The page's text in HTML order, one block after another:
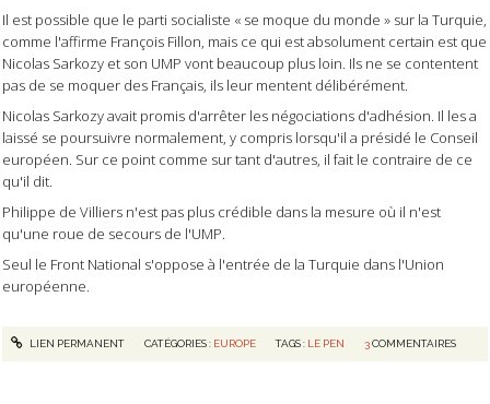
Il est possible que le parti socialiste « se moque du monde » sur la Turquie,
comme l'affirme François Fillon, mais ce qui est absolument certain est que
Nicolas Sarkozy et son UMP vont beaucoup plus loin. Ils ne se contentent
pas de se moquer des Français, ils leur mentent délibérément.
Nicolas Sarkozy avait promis d'arrêter les négociations d'adhésion. Il les a
laissé se poursuivre normalement, y compris lorsqu'il a présidé le Conseil
européen. Sur ce point comme sur tant d'autres, il fait le contraire de ce
qu'il dit.
Philippe de Villiers n'est pas plus crédible dans la mesure où il n'est
qu'une roue de secours de l'UMP.
Seul le Front National s'oppose à l'entrée de la Turquie dans l'Union
européenne.
LIEN PERMANENT CATÉGORIES : EUROPE TAGS : LE PEN 3 COMMENTAIRES